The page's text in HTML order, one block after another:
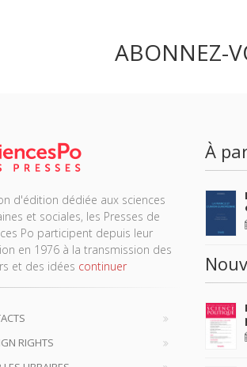
ABONNEZ-
d'édition dédiée aux sciences
et sociales, les Presses de
Po participent depuis leur
en 1976 à la transmission des
et des idées continuer
RIGHTS
À